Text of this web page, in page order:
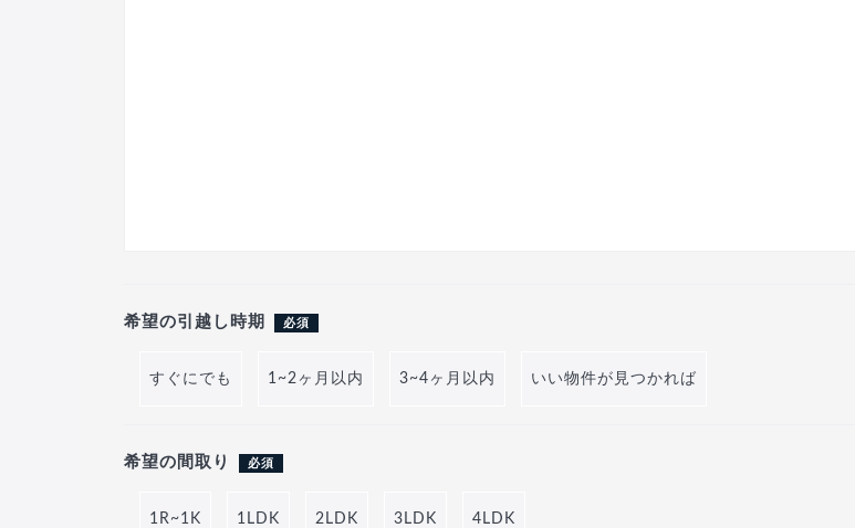
希望の引越し時期 必須
すぐにでも 1~2ヶ月以内 3~4ヶ月以内 いい物件が見つかれば
希望の間取り 必須
1R~1K 1LDK 2LDK 3LDK 4LDK